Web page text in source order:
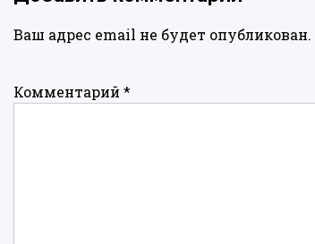
Ваш адрес email не будет опубликован.
Комментарий *